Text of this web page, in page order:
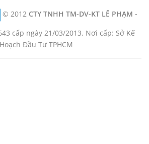
© 2012 CTY TNHH TM-DV-KT LÊ PHẠM -
cấp ngày 21/03/2013. Nơi cấp: Sở Kế
Hoạch Đầu Tư TPHCM